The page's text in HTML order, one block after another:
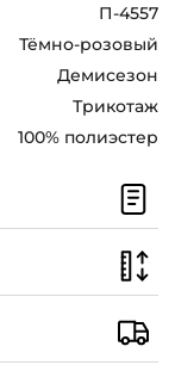
П-4557
Тёмно-розовый
Демисезон
Трикотаж
100% полиэстер